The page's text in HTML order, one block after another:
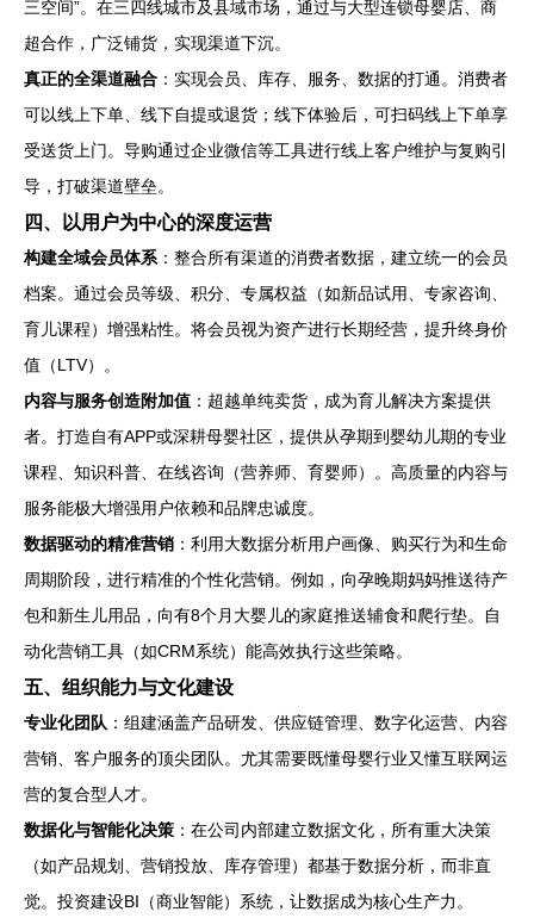
三空间”。在三四线城市及县域市场，通过与大型连锁母婴店、商
超合作，广泛铺货，实现渠道下沉。
真正的全渠道融合 ：实现会员、库存、服务、数据的打通。消费者
可以线上下单、线下自提或退货；线下体验后，可扫码线上下单享
受送货上门。导购通过企业微信等工具进行线上客户维护与复购引
导，打破渠道壁垒。
四、以用户为中心的深度运营
构建全域会员体系 ：整合所有渠道的消费者数据，建立统一的会员
档案。通过会员等级、积分、专属权益（如新品试用、专家咨询、
育儿课程）增强粘性。将会员视为资产进行长期经营，提升终身价
值（LTV）。
内容与服务创造附加值 ：超越单纯卖货，成为育儿解决方案提供
者。打造自有APP或深耕母婴社区，提供从孕期到婴幼儿期的专业
课程、知识科普、在线咨询（营养师、育婴师）。高质量的内容与
服务能极大增强用户依赖和品牌忠诚度。
数据驱动的精准营销 ：利用大数据分析用户画像、购买行为和生命
周期阶段，进行精准的个性化营销。例如，向孕晚期妈妈推送待产
包和新生儿用品，向有8个月大婴儿的家庭推送辅食和爬行垫。自
动化营销工具（如CRM系统）能高效执行这些策略。
五、组织能力与文化建设
专业化团队 ：组建涵盖产品研发、供应链管理、数字化运营、内容
营销、客户服务的顶尖团队。尤其需要既懂母婴行业又懂互联网运
营的复合型人才。
数据化与智能化决策 ：在公司内部建立数据文化，所有重大决策
（如产品规划、营销投放、库存管理）都基于数据分析，而非直
觉。投资建设BI（商业智能）系统，让数据成为核心生产力。